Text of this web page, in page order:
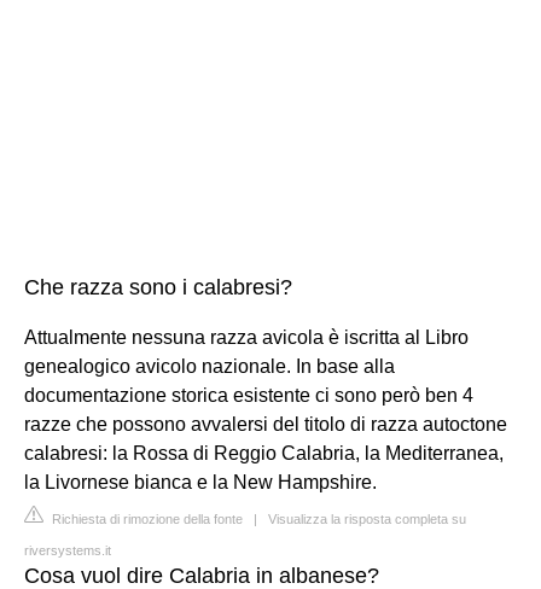
Che razza sono i calabresi?
Attualmente nessuna razza avicola è iscritta al Libro
genealogico avicolo nazionale. In base alla
documentazione storica esistente ci sono però ben 4
razze che possono avvalersi del titolo di razza autoctone
calabresi: la Rossa di Reggio Calabria, la Mediterranea,
la Livornese bianca e la New Hampshire.
Richiesta di rimozione della fonte | Visualizza la risposta completa su
riversystems.it
Cosa vuol dire Calabria in albanese?